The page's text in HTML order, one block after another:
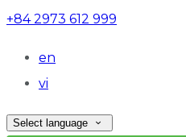
+84 2973 612 999
en
vi
Select language